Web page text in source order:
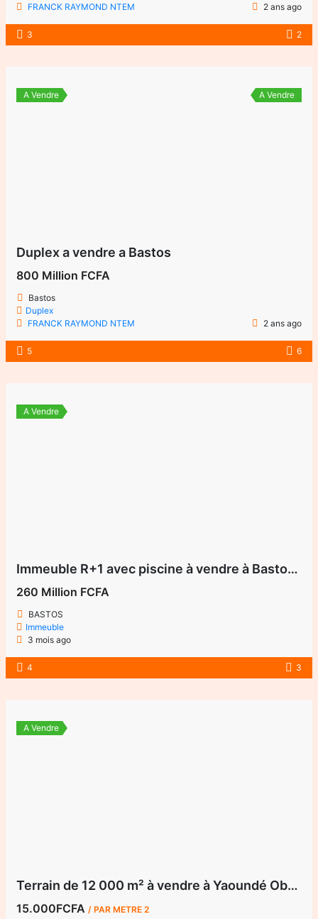
FRANCK RAYMOND NTEM
2 ans ago
3 2
A Vendre A Vendre
Duplex a vendre a Bastos
800 Million FCFA
Bastos
Duplex
FRANCK RAYMOND NTEM
2 ans ago
5 6
A Vendre
Immeuble R+1 avec piscine à vendre à Bastos Yaoundé – Quartier résidentiel sécurisé
260 Million FCFA
BASTOS
Immeuble
3 mois ago
4 3
A Vendre
Terrain de 12 000 m² à vendre à Yaoundé Obak – Bordure route principale bitumée
15.000FCFA / PAR METRE 2